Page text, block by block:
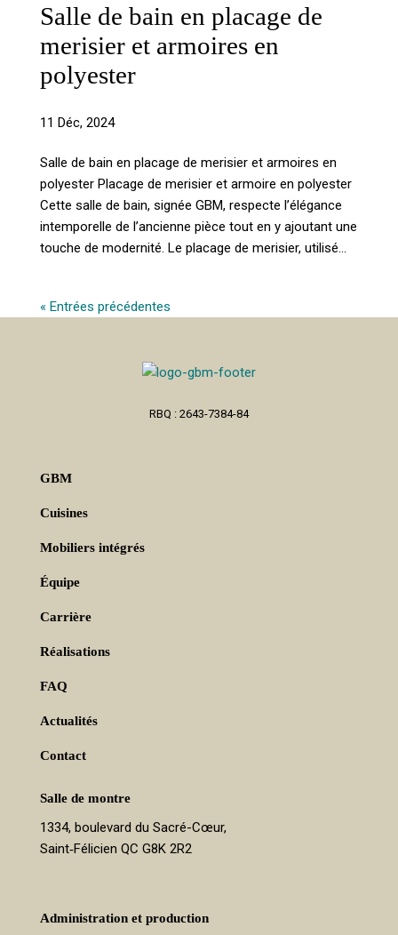
Salle de bain en placage de
merisier et armoires en
polyester
11 Déc, 2024
Salle de bain en placage de merisier et armoires en
polyester Placage de merisier et armoire en polyester
Cette salle de bain, signée GBM, respecte l’élégance
intemporelle de l’ancienne pièce tout en y ajoutant une
touche de modernité. Le placage de merisier, utilisé...
« Entrées précédentes
RBQ : 2643-7384-84
GBM
Cuisines
Mobiliers intégrés
Équipe
Carrière
Réalisations
FAQ
Actualités
Contact
Salle de montre
1334, boulevard du Sacré-Cœur,
Saint‑Félicien QC G8K 2R2
Administration et production